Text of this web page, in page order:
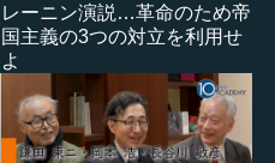
レーニン演説…革命のため帝
国主義の3つの対立を利用せ
よ